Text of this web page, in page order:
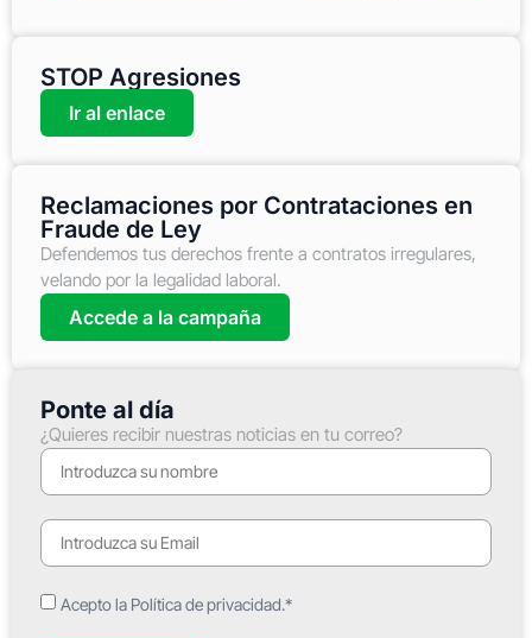
STOP Agresiones
Ir al enlace
Reclamaciones por Contrataciones en
Fraude de Ley
Defendemos tus derechos frente a contratos irregulares,
velando por la legalidad laboral.
Accede a la campaña
Ponte al día
¿Quieres recibir nuestras noticias en tu correo?
Acepto la Política de privacidad.*